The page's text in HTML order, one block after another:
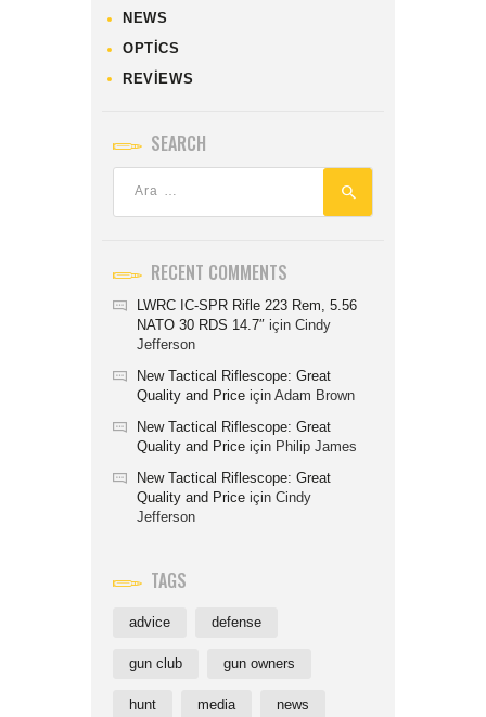
NEWS
OPTICS
REVIEWS
SEARCH
RECENT COMMENTS
LWRC IC-SPR Rifle 223 Rem, 5.56
NATO 30 RDS 14.7″ içinCindy
Jefferson
New Tactical Riflescope: Great
Quality and Price içinAdam Brown
New Tactical Riflescope: Great
Quality and Price için Philip James
New Tactical Riflescope: Great
Quality and Price içinCindy
Jefferson
TAGS
advice defense
gun club gun owners
hunt media news